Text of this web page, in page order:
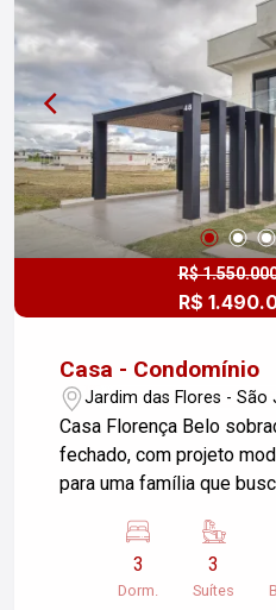
R$
R$
Casa - Condomínio
Jardim das Flores - São
Casa Florença Belo
fechado, com projeto
para uma família que
Seguem as características da
terreno: 250m² Área construída: 230m² 3 suítes
com varanda, persianas
3
Dorm.
3
Suítes